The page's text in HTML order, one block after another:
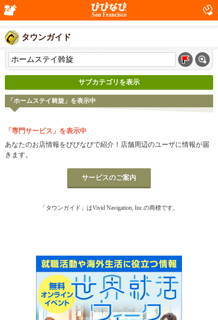
San Francisco
タウンガイド
サブカテゴリを表示
「ホームステイ斡旋」を表示中
「専門サービス」を表示中
あなたのお店情報をびびなびで紹介！店舗周辺のユーザに情報が届
きます。
サービスのご案内
「タウンガイド」はVivid Navigation, Inc.の商標です。